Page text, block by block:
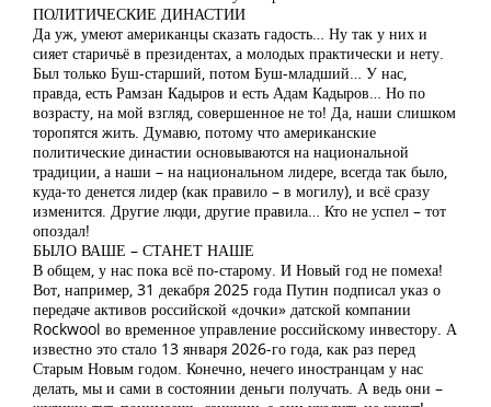
ПОЛИТИЧЕСКИЕ ДИНАСТИИ
Да уж, умеют американцы сказать гадость… Ну так у них и
сияет старичьё в президентах, а молодых практически и нету.
Был только Буш-старший, потом Буш-младший… У нас,
правда, есть Рамзан Кадыров и есть Адам Кадыров… Но по
возрасту, на мой взгляд, совершенное не то! Да, наши слишком
торопятся жить. Думавю, потому что американские
политические династии основываются на национальной
традиции, а наши – на национальном лидере, всегда так было,
куда-то денется лидер (как правило – в могилу), и всё сразу
изменится. Другие люди, другие правила… Кто не успел – тот
опоздал!
БЫЛО ВАШЕ – СТАНЕТ НАШЕ
В общем, у нас пока всё по-старому. И Новый год не помеха!
Вот, например, 31 декабря 2025 года Путин подписал указ о
передаче активов российской «дочки» датской компании
Rockwool во временное управление российскому инвестору. А
известно это стало 13 января 2026-го года, как раз перед
Старым Новым годом. Конечно, нечего иностранцам у нас
делать, мы и сами в состоянии деньги получать. А ведь они –